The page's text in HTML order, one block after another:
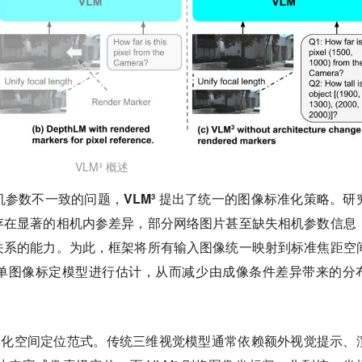
VLM³ 概述
数不一致的问题，VLM³ 提出了统一的图像标准化策略。研
显著的相机内参差异，部分网络图片甚至缺失相机参数信息
的能力。为此，框架将所有输入图像统一映射到标准焦距空
像标定模型进行估计， 从而减少由成像条件差异带来的分
空间定位范式。 传统三维视觉模型通常依赖额外视觉提示、